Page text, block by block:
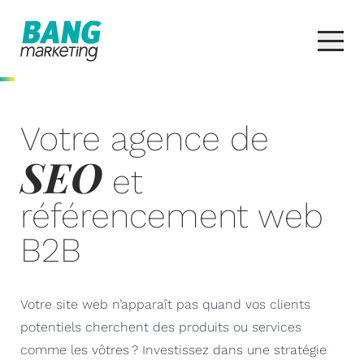
Votre agence de
SEO et
référencement web
B2B
Votre site web n’apparaît pas quand vos clients
potentiels cherchent des produits ou services
comme les vôtres ? Investissez dans une stratégie